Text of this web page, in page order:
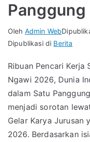
Panggung
Oleh Admin Web
Dipublikasi di Berita
Ribuan Pencari Kerja
Ngawi 2026, Dunia
dalam Satu
menjadi sorotan
Gelar Karya Jurusan
2026. Berdasarkan